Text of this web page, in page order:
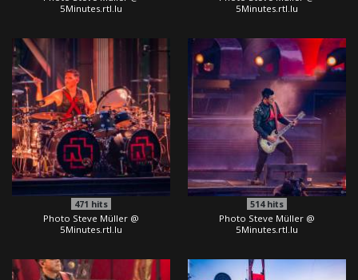
5Minutes.rtl.lu
5Minutes.rtl.lu
471 hits
Photo Steve Müller @
5Minutes.rtl.lu
514hits
Photo Steve Müller @
5Minutes.rtl.lu